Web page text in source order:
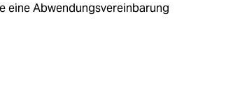
eine Abwendungsvereinbarung